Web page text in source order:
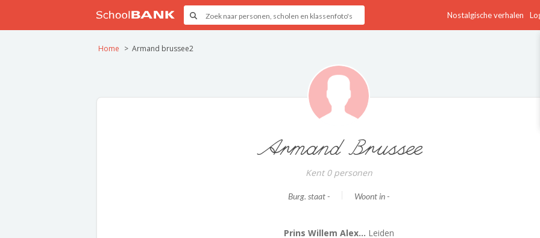
Nostalgische verhalen
Home Armand brussee2
Armand Brussee
Kent 0 personen
Burg. staat - Woont in -
Prins Willem Alex... Leiden